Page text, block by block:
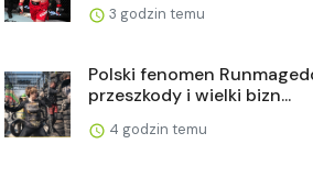
3 godzin temu
Polski fenomen
przeszkody i wielki bizn...
4 godzin temu